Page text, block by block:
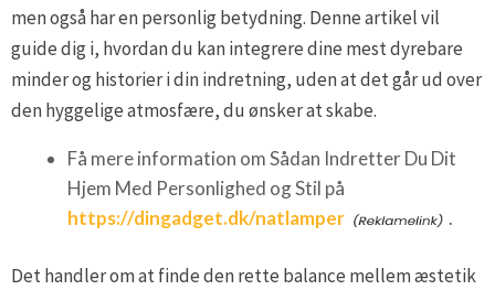
men også har en personlig betydning. Denne artikel vil
guide dig i, hvordan du kan integrere dine mest dyrebare
minder og historier i din indretning, uden at det går ud over
den hyggelige atmosfære, du ønsker at skabe.
Få mere information om Sådan Indretter Du Dit
Hjem Med Personlighed og Stil på
https://dingadget.dk/natlamper
.
Det handler om at finde den rette balance mellem æstetik